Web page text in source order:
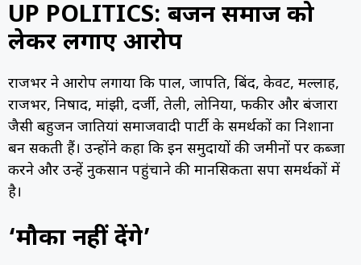
UP POLITICS: बहुजन समाज को
लेकर लगाए आरोप
राजभर ने आरोप लगाया कि पाल, प्रजापति, बिंद, केवट, मल्लाह,
राजभर, निषाद, मांझी, दर्जी, तेली, लोनिया, फकीर और बंजारा
जैसी बहुजन जातियां समाजवादी पार्टी के समर्थकों का निशाना
बन सकती हैं। उन्होंने कहा कि इन समुदायों की जमीनों पर कब्जा
करने और उन्हें नुकसान पहुंचाने की मानसिकता सपा समर्थकों में
है।
‘मौका नहीं देंगे’